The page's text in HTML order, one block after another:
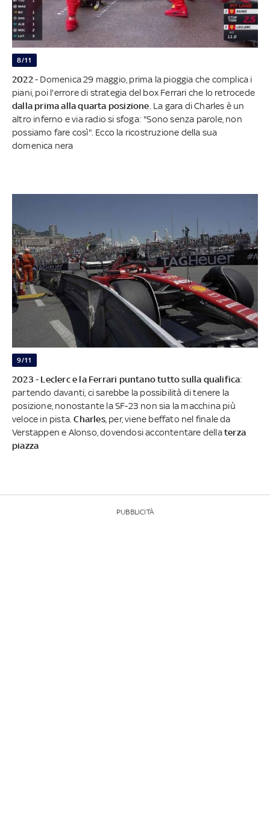
8/11
2022- Domenica 29 maggio, prima la pioggia che complica i
piani, poi l'errore di strategia del box Ferrari che lo retrocede
dalla prima alla quarta posizione . La gara di Charles è un
altro inferno e via radio si sfoga: "Sono senza parole, non
possiamo fare così". Ecco la ricostruzione della sua
domenica nera
9/11
2023 - Leclerc e la Ferrari puntano tutto sulla qualifica:
partendo davanti, ci sarebbe la possibilità di tenere la
posizione, nonostante la SF-23 non sia la macchina più
veloce in pista.Charles, per, viene beffato nel finale da
Verstappen e Alonso, dovendosi accontentare dellaterza
piazza
PUBBLICITÀ